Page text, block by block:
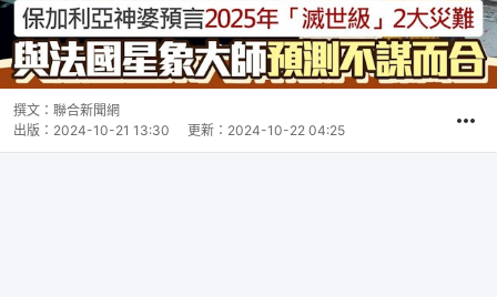
撰文： 聯合新聞網
出版： 2024-10-21 13:30 更新： 2024-10-22 04:25